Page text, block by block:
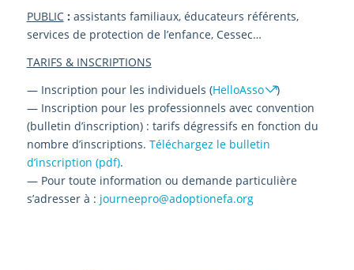
PUBLIC: assistants familiaux, éducateurs référents,
services de protection de l’enfance, Cessec…
TARIFS & INSCRIPTIONS
— Inscription pour les individuels (HelloAsso
)
— Inscription pour les professionnels avec convention
(bulletin d’inscription) : tarifs dégressifs en fonction du
nombre d’inscriptions. Téléchargez le bulletin
d’inscription (pdf).
— Pour toute information ou demande particulière
s’adresser à : journeepro@adoptionefa.org